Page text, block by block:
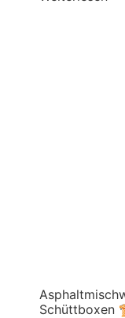
Schüttboxen